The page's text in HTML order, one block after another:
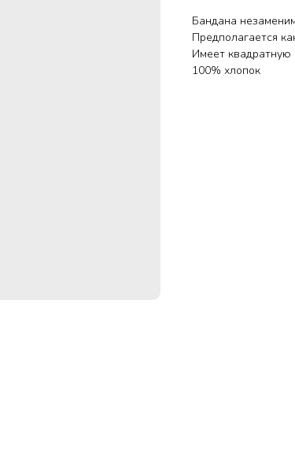
Бандана
Предполагается
Имеет
100% хлопок